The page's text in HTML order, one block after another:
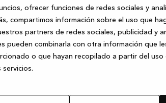
ofrecer funciones de redes sociales y
compartimos información sobre el uso que
partners de redes sociales, publicidad y
pueden combinarla con otra información que
o que hayan recopilado a partir del uso
servicios.has occurred